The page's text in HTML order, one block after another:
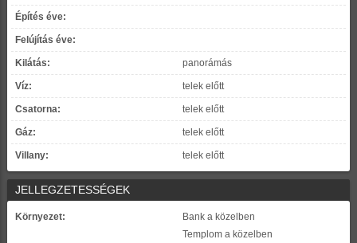
Építés éve:
Felújítás éve:
Kilátás: panorámás
Víz: telek előtt
Csatorna: telek előtt
Gáz: telek előtt
Villany: telek előtt
JELLEGZETESSÉGEK
Környezet:
Bank a közelben
Templom a közelben